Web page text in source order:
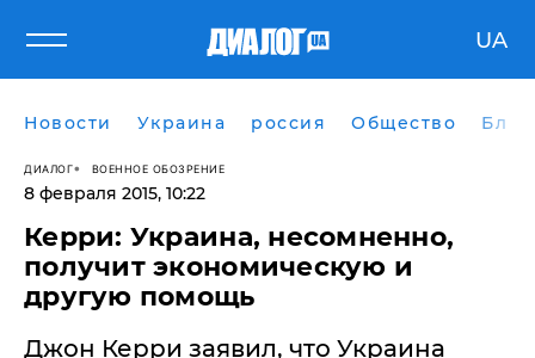
UA
Новости Украина россия Общество
ДИАЛОГ ВОЕННОЕ ОБОЗРЕНИЕ
8 февраля 2015, 10:22
Керри: Украина, несомненно,
получит экономическую и
другую помощь
Джон Керри заявил, что Украина